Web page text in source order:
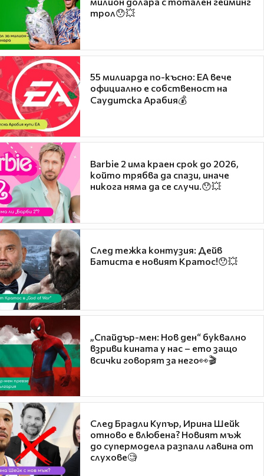
трол😯💥
55 милиарда по-късно: EA вече
официално е собственост на
Саудитска Арабия💰
Barbie 2 има краен срок до 2026,
който трябва да спази, иначе
никога няма да се случи.😯💥
След тежка контузия: Дейв
Батиста е новият Кратос!😯💥
„Спайдър-мен: Нов ден“ буквално
взриви кината у нас – ето защо
всички говорят за него👀🎬
След Брадли Купър, Ирина Шейк
отново е влюбена? Новият мъж
до супермодела разпали лавина от
слухове🧐